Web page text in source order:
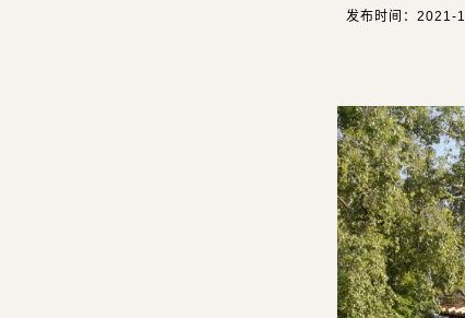
发布时间：2021-